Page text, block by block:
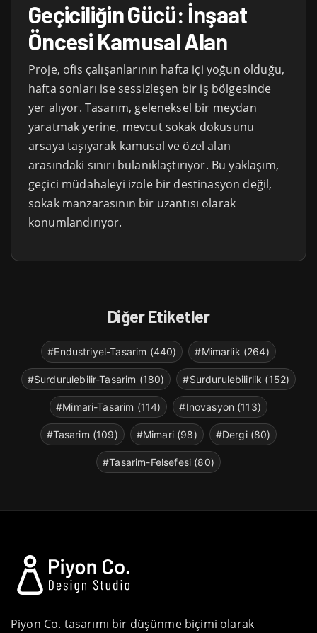
Geçiciliğin Gücü: İnşaat
Öncesi Kamusal Alan
Proje, ofis çalışanlarının hafta içi yoğun olduğu,
hafta sonları ise sessizleşen bir iş bölgesinde
yer alıyor. Tasarım, geleneksel bir meydan
yaratmak yerine, mevcut sokak dokusunu
arsaya taşıyarak kamusal ve özel alan
arasındaki sınırı bulanıklaştırıyor. Bu yaklaşım,
geçici müdahaleyi izole bir destinasyon değil,
sokak manzarasının bir uzantısı olarak
konumlandırıyor.
Diğer Etiketler
#Endustriyel-Tasarim (440) #Mimarlik (264)
#Surdurulebilir-Tasarim (180) #Surdurulebilirlik (152)
#Mimari-Tasarim (114) #Inovasyon (113)
#Tasarim (109) #Mimari (98) #Dergi (80)
#Tasarim-Felsefesi (80)
Piyon Co. tasarımı bir düşünme biçimi olarak